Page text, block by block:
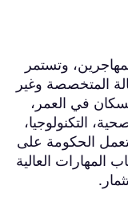
وتستمر
المتخصصة وغير
في العمر،
التكنولوجيا،
الحكومة على
العالية